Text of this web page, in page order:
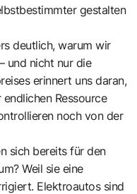
gestalten
deutlich, warum wir
und nicht nur die
erinnert uns daran,
Ressource
noch von der
sich bereits für den
Weil sie eine
Elektroautos sind